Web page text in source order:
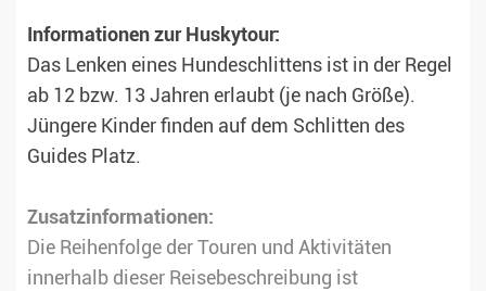
Informationen zur Huskytour:
Das Lenken eines Hundeschlittens ist in der Regel
ab 12 bzw. 13 Jahren erlaubt (je nach Größe).
Jüngere Kinder finden auf dem Schlitten des
Guides Platz.
Zusatzinformationen:
Die Reihenfolge der Touren und Aktivitäten
innerhalb dieser Reisebeschreibung ist